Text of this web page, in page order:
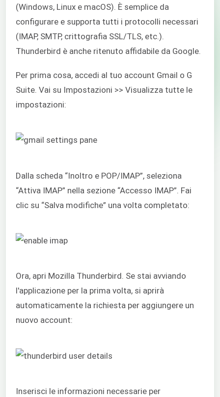
(Windows, Linux e macOS). È semplice da
configurare e supporta tutti i protocolli necessari
(IMAP, SMTP, crittografia SSL/TLS, etc.).
Thunderbird è anche ritenuto affidabile da Google.
Per prima cosa, accedi al tuo account Gmail o G
Suite. Vai su Impostazioni >> Visualizza tutte le
impostazioni:
Dalla scheda “Inoltro e POP/IMAP”, seleziona
“Attiva IMAP” nella sezione “Accesso IMAP”. Fai
clic su “Salva modifiche” una volta completato:
Ora, apri Mozilla Thunderbird. Se stai avviando
l'applicazione per la prima volta, si aprirà
automaticamente la richiesta per aggiungere un
nuovo account:
Inserisci le informazioni necessarie per